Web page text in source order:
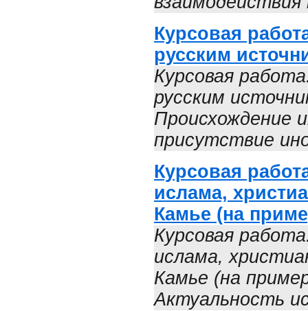
Курсовая
русским
Курсовая
русским
Происхождение
присутствие
Курсовая
ислама,
Камье (на
Курсовая
ислама,
Камье (на
Актуальность